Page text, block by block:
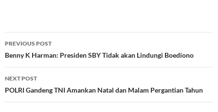
Post
navigation
PREVIOUS POST
Benny K Harman: Presiden SBY Tidak akan Lindungi Boediono
NEXT POST
POLRI Gandeng TNI Amankan Natal dan Malam Pergantian Tahun